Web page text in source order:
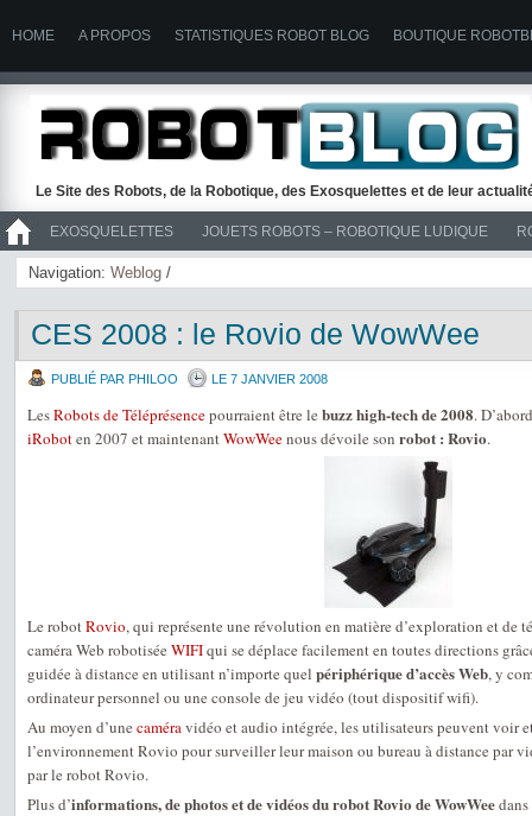
HOME A PROPOS STATISTIQUES ROBOT BLOG BOUTIQUE
Le Site des Robots, de la Robotique, des Exosquelettes et de leur
EXOSQUELETTES JOUETS ROBOTS – ROBOTIQUE LUDIQUE
>> ROBOTS
Navigation: Weblog /
CES 2008 : le Rovio de WowWee
PUBLIÉ PAR PHILOO LE 7 JANVIER 2008
LesRobots de Téléprésencepourraient être le buzz high-tech de 2008.
iRoboten 2007 et maintenantWowWeenous dévoile son robot : Rovio.
Le robotRovio, qui représente une révolution en matière d’exploration et de
caméra Web robotisée WIFIqui se déplace facilement en toutes directions
guidée à distance en utilisant n’importe quel périphérique d’accès Web, y
ordinateur personnel ou une console de jeu vidéo (tout dispositif wifi).
Au moyen d’une caméravidéo et audio intégrée, les utilisateurs peuvent voir
l’environnement Rovio pour surveiller leur maison ou bureau à distance par
par le robot Rovio.
Plus d’informations, de photos et de vidéos du robot Rovio de WowWee